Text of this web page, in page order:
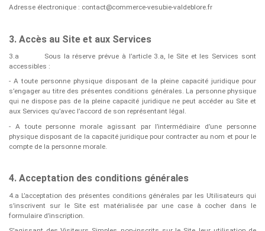
Adresse électronique : contact@commerce-vesubie-valdeblore.fr
3. Accès au Site et aux Services
3.a
Sous la réserve prévue à l’article 3.a, le Site et les Services sont
accessibles :
- A toute personne physique disposant de la pleine capacité juridique pour
s’engager au titre des présentes conditions générales. La personne physique
qui ne dispose pas de la pleine capacité juridique ne peut accéder au Site et
aux Services qu’avec l’accord de son représentant légal.
- A toute personne morale agissant par l’intermédiaire d’une personne
physique disposant de la capacité juridique pour contracter au nom et pour le
compte de la personne morale.
4. Acceptation des conditions générales
4.a L’acceptation des présentes conditions générales par les Utilisateurs qui
s’inscrivent sur le Site est matérialisée par une case à cocher dans le
formulaire d’inscription.